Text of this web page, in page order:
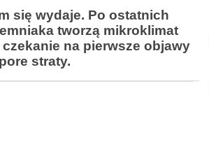
się wydaje. Po ostatnich
tworzą mikroklimat
na pierwsze objawy
straty.